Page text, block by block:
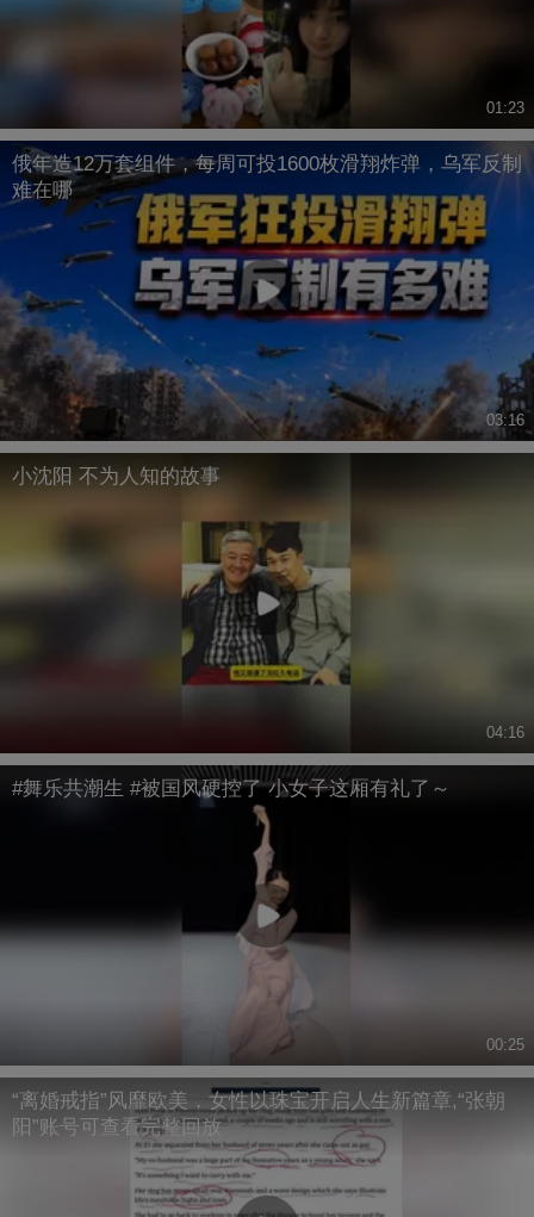
01:23
俄年造12万套组件，每周可投1600枚滑翔炸弹，乌军反制
难在哪
03:16
小沈阳 不为人知的故事
04:16
#舞乐共潮生 #被国风硬控了 小女子这厢有礼了～
00:25
“离婚戒指”风靡欧美，女性以珠宝开启人生新篇章,“张朝
阳”账号可查看完整回放